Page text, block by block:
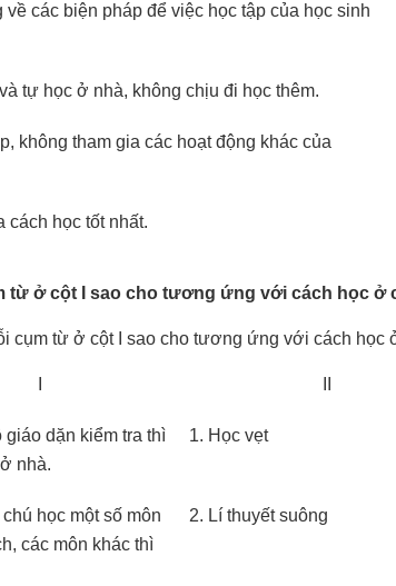
các biện pháp để việc học tập của học sinh
tự học ở nhà, không chịu đi học thêm.
không tham gia các hoạt động khác của
cách học tốt nhất.
từ ở cột I sao cho tương ứng với cách học ở
cụm từ ở cột I sao cho tương ứng với cách học
giáo dặn kiểm tra thì
nhà.
1. Học vẹt
học một số môn
các môn khác thì
2. Lí thuyết suông